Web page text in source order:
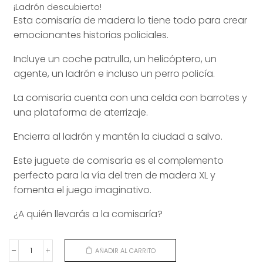
¡Ladrón descubierto!
Esta comisaría de madera lo tiene todo para crear
emocionantes historias policiales.
Incluye un coche patrulla, un helicóptero, un
agente, un ladrón e incluso un perro policía.
La comisaría cuenta con una celda con barrotes y
una plataforma de aterrizaje.
Encierra al ladrón y mantén la ciudad a salvo.
Este juguete de comisaría es el complemento
perfecto para la vía del tren de madera XL y
fomenta el juego imaginativo.
¿A quién llevarás a la comisaría?
COMISARIA
AÑADIR AL CARRITO